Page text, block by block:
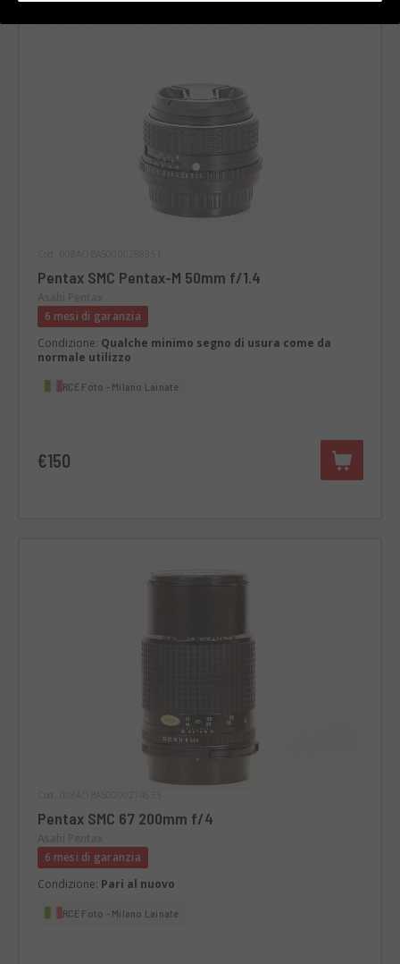
Pentax SMC Pentax-M 50mm f/1.4
6 mesi di garanzia
Condizione: Qualche minimo segno di usura come da
normale utilizzo
RCE Foto - Milano Lainate
€150
Pentax SMC 67 200mm f/4
6 mesi di garanzia
Condizione: Pari al nuovo
RCE Foto - Milano Lainate